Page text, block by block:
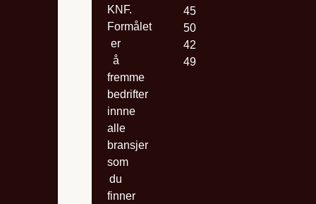
KNF.
Formålet
er
å
fremme
bedrifter
innne
alle
bransjer
som
du
finner
45
50
42
49